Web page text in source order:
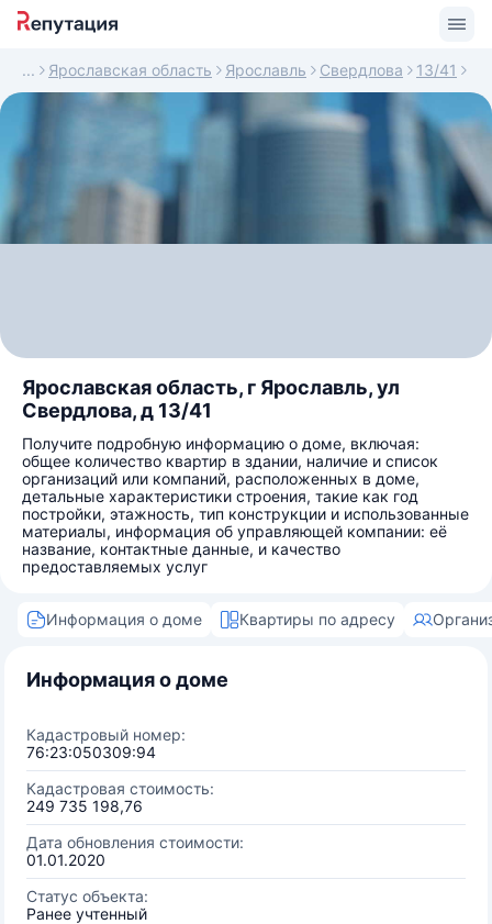
Ярославская область Ярославль Свердлова 13/41
Ярославская область, г Ярославль, ул
Свердлова, д 13/41
Получите подробную информацию о доме, включая:
общее количество квартир в здании, наличие и список
организаций или компаний, расположенных в доме,
детальные характеристики строения, такие как год
постройки, этажность, тип конструкции и использованные
материалы, информация об управляющей компании: её
название, контактные данные, и качество
предоставляемых услуг
Информация о доме Квартиры по адресу
Информация о доме
Кадастровый номер:
76:23:050309:94
Кадастровая стоимость:
249 735 198,76
Дата обновления стоимости:
01.01.2020
Статус объекта:
Ранее учтенный